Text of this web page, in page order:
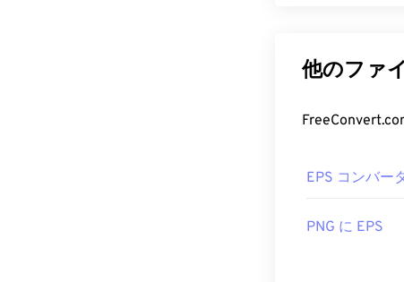
場合は Apple
TIFFファイル
どの代替プロ
セル化された
場合でも、低
EPSは比較的
Proも EPSファ
他のファ
EPS コンバー
PNG に EPS